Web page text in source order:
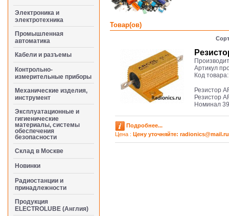
Товар(ов)
Артикул
Код
Резистор
Резистор
Номинал
Подробнее...
Цена : Цену уточняйте: radioniсs@mail.ru
Электроника и
электротехника
Промышленная
автоматика
Кабели и разъемы
Контрольно-
измерительные приборы
Механические изделия,
инструмент
Эксплуатационные и
гигиенические
материалы, системы
обеспечения
безопасности
Cклад в Москве
Новинки
Радиостанции и
принадлежности
Продукция
ELECTROLUBE (Англия)